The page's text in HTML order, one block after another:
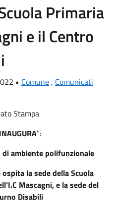
Primaria
e il Centro
• Comune, Comunicati
Stampa
”:
ambiente polifunzionale
la sede della Scuola
Mascagni, e la sede del
Disabili